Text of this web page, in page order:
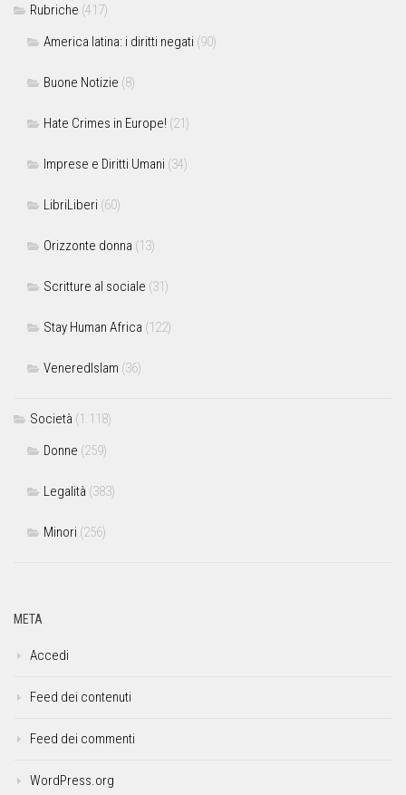
Rubriche (417)
America latina: i diritti negati (90)
Buone Notizie (8)
Hate Crimes in Europe! (21)
Imprese e Diritti Umani (34)
LibriLiberi (60)
Orizzonte donna (13)
Scritture al sociale (31)
Stay Human Africa (122)
VeneredIslam (36)
Società (1.118)
Donne (259)
Legalità (383)
Minori (256)
META
Accedi
Feed dei contenuti
Feed dei commenti
WordPress.org